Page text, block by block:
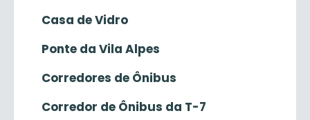
Casa de Vidro
Ponte da Vila Alpes
Corredores de Ônibus
Corredor de Ônibus da T-7